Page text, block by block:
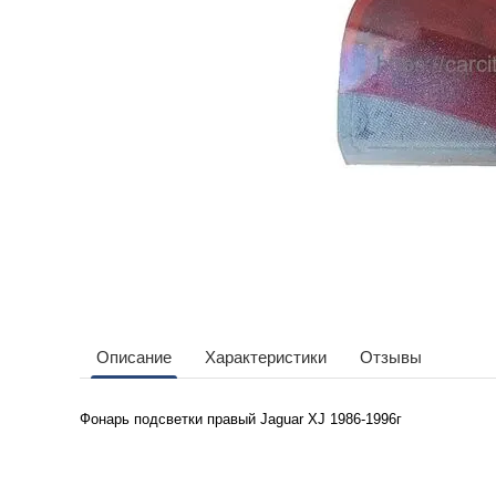
Описание Характеристики Отзывы
Фонарь подсветки правый Jaguar XJ 1986-1996г